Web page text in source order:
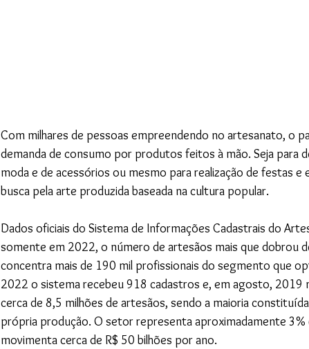
Com milhares de pessoas empreendendo no artesanato, o
demanda de consumo por produtos feitos à mão. Seja para
moda e de acessórios ou mesmo para realização de festas
busca pela arte produzida baseada na cultura popular.
Dados oficiais do Sistema de Informações Cadastrais do
somente em 2022, o número de artesãos mais que dobrou
concentra mais de 190 mil profissionais do segmento que
2022 o sistema recebeu 918 cadastros e, em agosto, 2019
cerca de 8,5 milhões de artesãos, sendo a maioria
própria produção. O setor representa aproximadamente
movimenta cerca de R$ 50 bilhões por ano.